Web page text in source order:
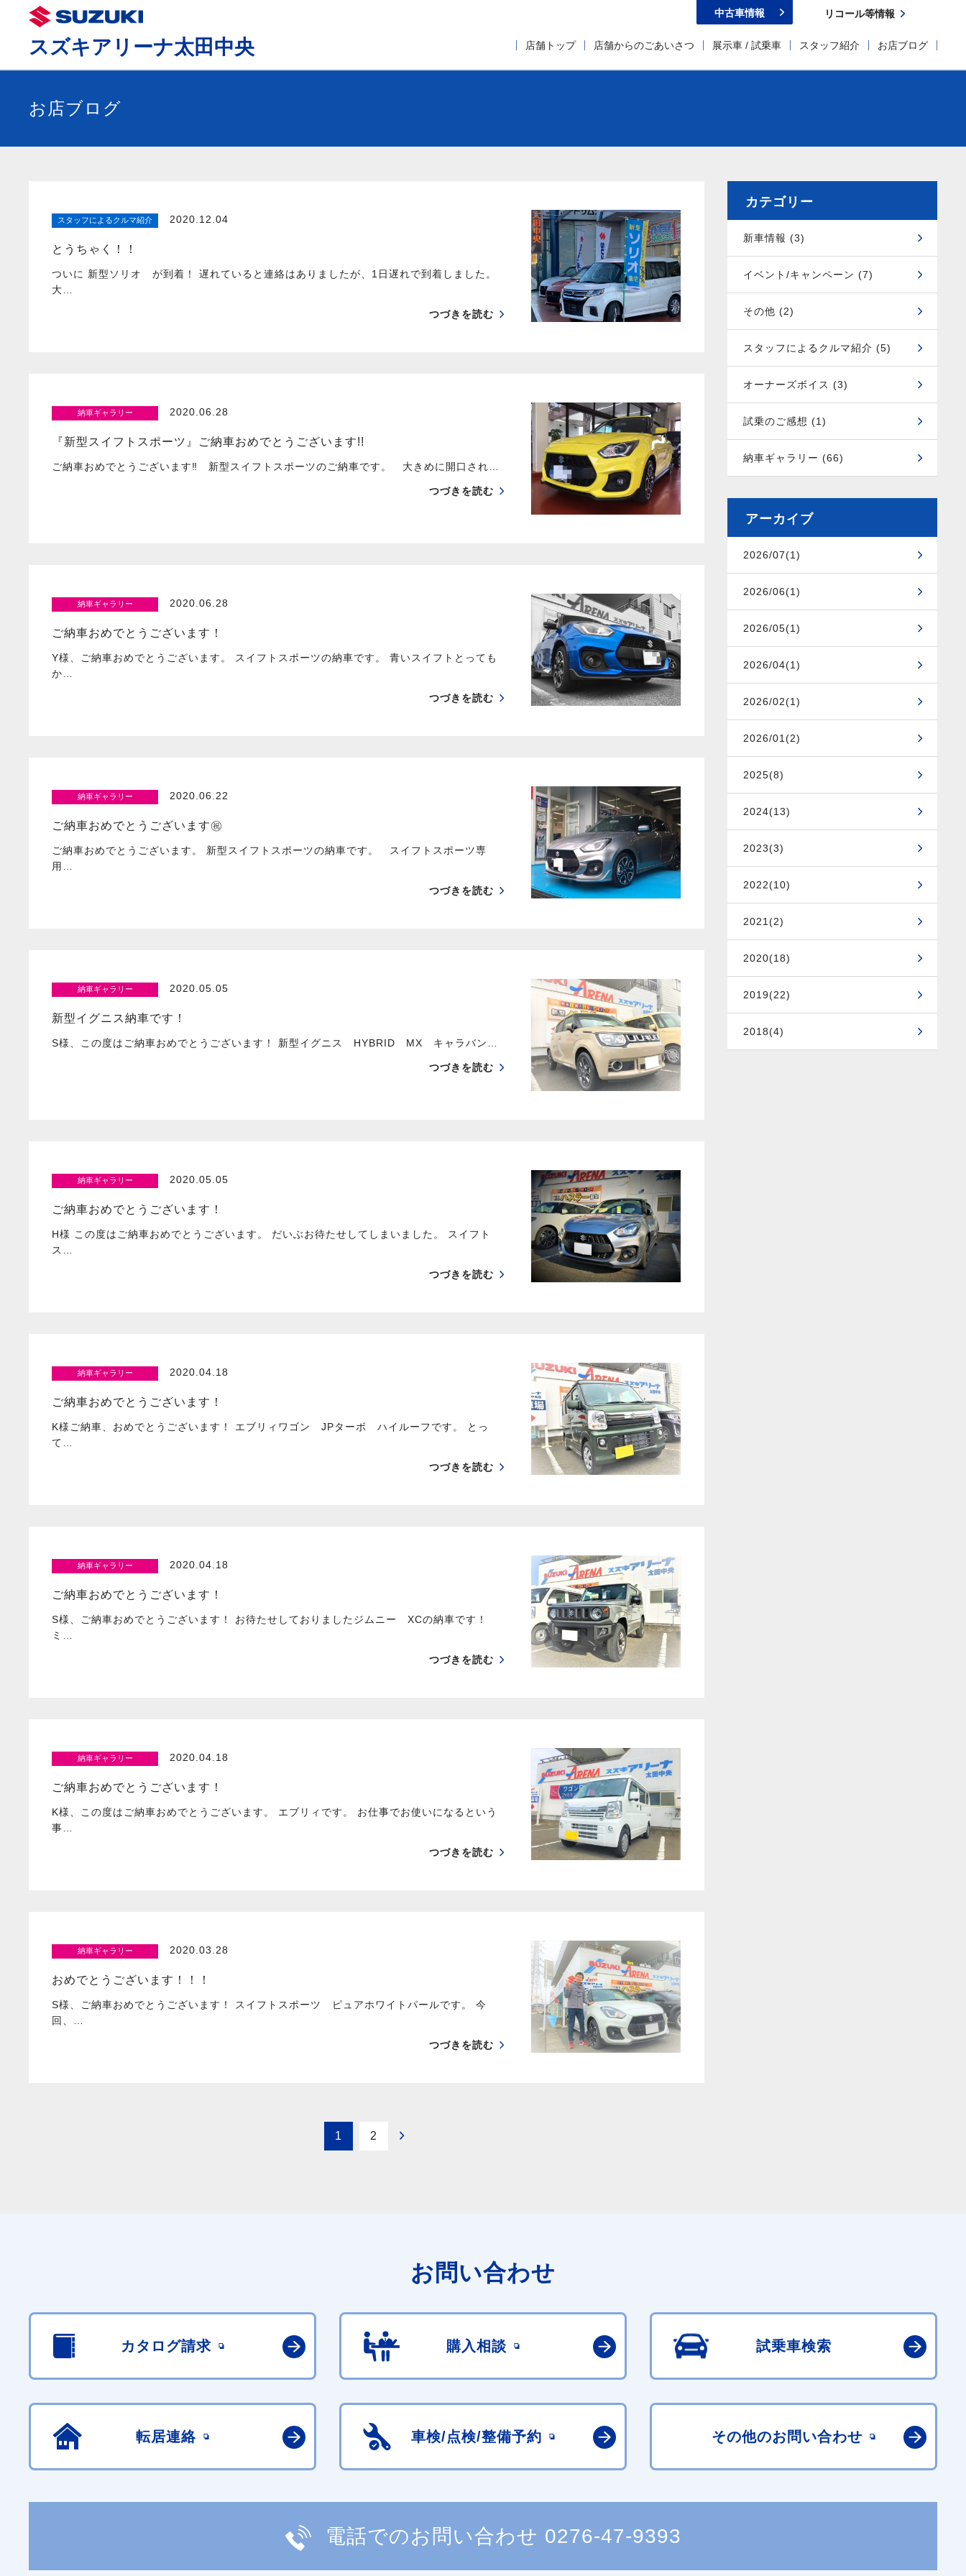
スズキアリーナ太田中央 店舗トップ 店舗からのごあいさつ 展示車 / 試乗車 スタッフ紹介 お店ブログ
中古車情報 リコール等情報
お店ブログ
スタッフによるクルマ紹介 2020.12.04
とうちゃく！！
ついに 新型ソリオ が到着！ 遅れていると連絡はありましたが、1日遅れで到着しました。
大…
つづきを読む
納車ギャラリー 2020.06.28
『新型スイフトスポーツ』ご納車おめでとうございます!!
ご納車おめでとうございます‼ 新型スイフトスポーツのご納車です。 大きめに開口され…
つづきを読む
納車ギャラリー 2020.06.28
ご納車おめでとうございます！
Y様、ご納車おめでとうございます。 スイフトスポーツの納車です。 青いスイフトとっても
か…
つづきを読む
納車ギャラリー 2020.06.22
ご納車おめでとうございます㊗️
ご納車おめでとうございます。 新型スイフトスポーツの納車です。 スイフトスポーツ専
用…
つづきを読む
納車ギャラリー 2020.05.05
新型イグニス納車です！
S様、この度はご納車おめでとうございます！ 新型イグニス HYBRID MX キャラバン…
つづきを読む
納車ギャラリー 2020.05.05
ご納車おめでとうございます！
H様 この度はご納車おめでとうございます。 だいぶお待たせしてしまいました。 スイフト
ス…
つづきを読む
納車ギャラリー 2020.04.18
ご納車おめでとうございます！
K様ご納車、おめでとうございます！ エブリィワゴン JPターボ ハイルーフです。 とっ
て…
つづきを読む
納車ギャラリー 2020.04.18
ご納車おめでとうございます！
S様、ご納車おめでとうございます！ お待たせしておりましたジムニー XCの納車です！
ミ…
つづきを読む
納車ギャラリー 2020.04.18
ご納車おめでとうございます！
K様、この度はご納車おめでとうございます。 エブリィです。 お仕事でお使いになるという
事…
つづきを読む
納車ギャラリー 2020.03.28
おめでとうございます！！！
S様、ご納車おめでとうございます！ スイフトスポーツ ピュアホワイトパールです。 今
回、…
つづきを読む
1 2
カテゴリー
新車情報 (3)
イベント/キャンペーン (7)
その他 (2)
スタッフによるクルマ紹介 (5)
オーナーズボイス (3)
試乗のご感想 (1)
納車ギャラリー (66)
アーカイブ
2026/07(1)
2026/06(1)
2026/05(1)
2026/04(1)
2026/02(1)
2026/01(2)
2025(8)
2024(13)
2023(3)
2022(10)
2021(2)
2020(18)
2019(22)
2018(4)
お問い合わせ
カタログ請求 購入相談 試乗車検索
転居連絡 車検/点検/整備予約 その他のお問い合わせ
電話でのお問い合わせ 0276-47-9393